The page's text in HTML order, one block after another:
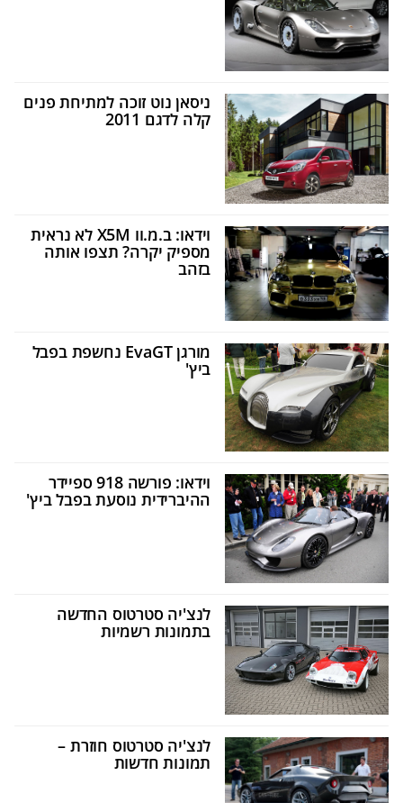
ניסאן נוט זוכה למתיחת פנים
קלה לדגם 2011
וידאו: ב.מ.וו X5M לא נראית
מספיק יקרה? תצפו אותה
בזהב
מורגן EvaGT נחשפת בפבל
ביץ'
וידאו: פורשה 918 ספיידר
ההיברידית נוסעת בפבל ביץ'
לנצ'יה סטרטוס החדשה
בתמונות רשמיות
לנצ'יה סטרטוס חוזרת –
תמונות חדשות